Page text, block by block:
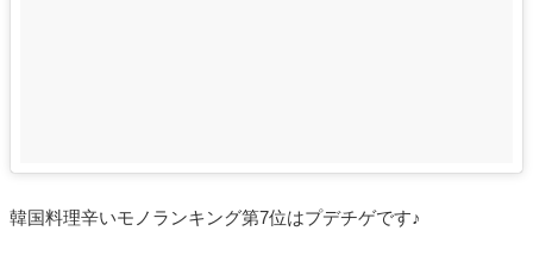
韓国料理辛いモノランキング第7位はプデチゲです♪